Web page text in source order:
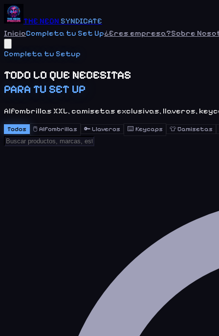
THE NEON SYNDICATE
InicioCompleta tu Set Up¿Eres empresa?Sobre
Completa tu Setup
TODO LO QUE NECESITAS
PARA TU SET UP
Alfombrillas XXL, camisetas exclusivas, llaveros,
Todos 🖱️ Alfombrillas 🔑Llaveros ⌨️ Keycaps 👕Camisetas